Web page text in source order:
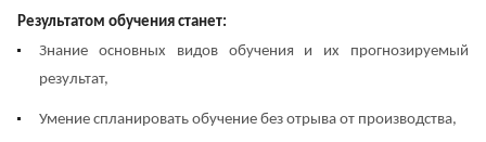
Результатом обучения станет:
Знание основных видов обучения и их прогнозируемый
результат,
Умение спланировать обучение без отрыва от производства,